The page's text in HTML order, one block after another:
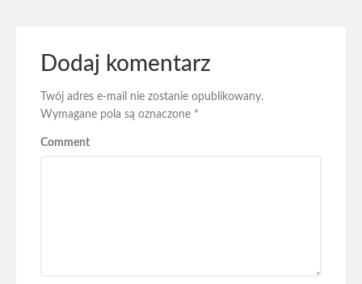
Dodaj komentarz
Twój adres e-mail nie zostanie opublikowany.
Wymagane pola są oznaczone *
Comment